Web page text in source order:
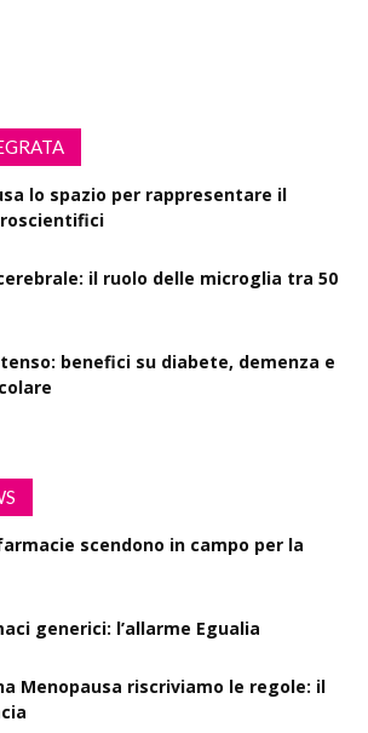
lo spazio per rappresentare il
il ruolo delle microglia tra 50
benefici su diabete, demenza e
scendono in campo per la
generici: l’allarme Egualia
Menopausa riscriviamo le regole: il